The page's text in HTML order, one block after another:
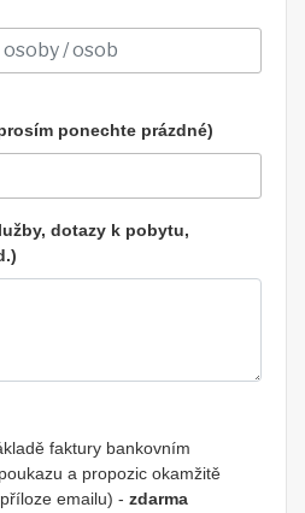
ponechte prázdné)
dotazy k pobytu,
faktury bankovním
a propozic okamžitě
emailu) - zdarma